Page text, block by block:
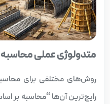
متدولوژی عملی محاسبه
روش‌های مختلفی برای محاسبه
رایج‌ترین آن‌ها “محاسبه بر